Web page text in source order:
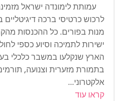
עמותת לימונדה ישראל
לרכוש כרטיסי ברכה
מנות בפורים. כל ההכנסות
ישירות לתמיכה וסיוע כספי
הארץ שנקלעו במשבר כלכלי
בתמורת מזערית וצנועה,
אלקטרוני...
קראו עוד